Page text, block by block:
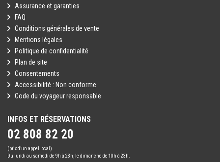
Assurance et garanties
FAQ
Conditions générales de vente
Mentions légales
Politique de confidentialité
Plan de site
Consentements
Accessibilité : Non conforme
Code du voyageur responsable
INFOS ET RÉSERVATIONS
02 808 82 20
(prix d’un appel local)
Du lundi au samedi de 9h à 23h, le dimanche de 10h à 23h.